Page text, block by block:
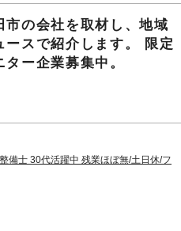
市の会社を取材し、地域
ースで紹介します。 限定
ター企業募集中。
備士 30代活躍中 残業ほぼ無/土日休/フ